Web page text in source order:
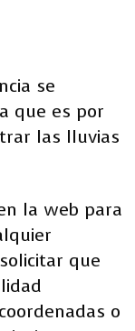
se
que es por
las lluvias
la web para
que
o